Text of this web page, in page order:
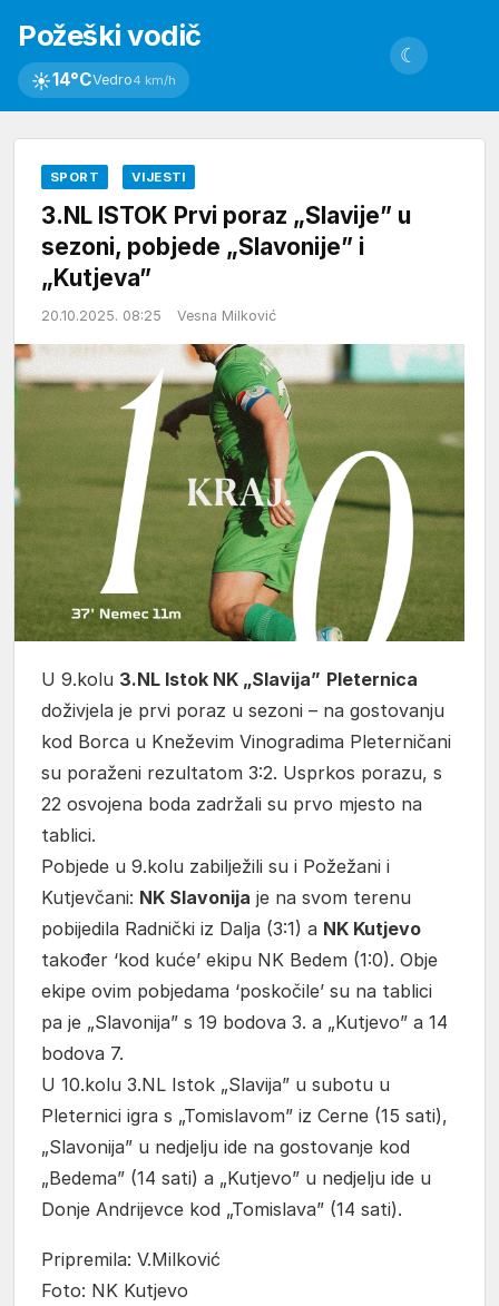
Požeški vodič
☀14°CVedro4 km/h
☾
SPORT VIJESTI
3.NL ISTOK Prvi poraz „Slavije” u
sezoni, pobjede „Slavonije” i
„Kutjeva”
20.10.2025. 08:25 Vesna Milković
U 9.kolu 3.NL Istok NK „Slavija” Pleternica
doživjela je prvi poraz u sezoni – na gostovanju
kod Borca u Kneževim Vinogradima Pleterničani
su poraženi rezultatom 3:2. Usprkos porazu, s
22 osvojena boda zadržali su prvo mjesto na
tablici.
Pobjede u 9.kolu zabilježili su i Požežani i
Kutjevčani: NK Slavonija je na svom terenu
pobijedila Radnički iz Dalja (3:1) a NK Kutjevo
također ‘kod kuće’ ekipu NK Bedem (1:0). Obje
ekipe ovim pobjedama ‘poskočile’ su na tablici
pa je „Slavonija” s 19 bodova 3. a „Kutjevo” a 14
bodova 7.
U 10.kolu 3.NL Istok „Slavija” u subotu u
Pleternici igra s „Tomislavom” iz Cerne (15 sati),
„Slavonija” u nedjelju ide na gostovanje kod
„Bedema” (14 sati) a „Kutjevo” u nedjelju ide u
Donje Andrijevce kod „Tomislava” (14 sati).
Pripremila: V.Milković
Foto: NK Kutjevo